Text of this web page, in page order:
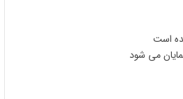
است